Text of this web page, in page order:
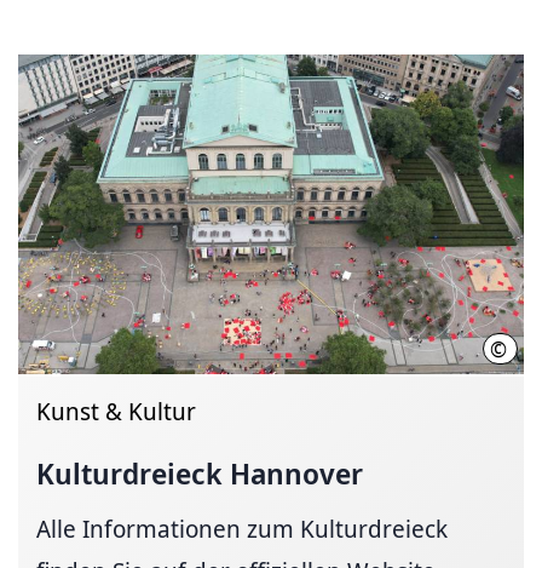
©
Kunst & Kultur
Kulturdreieck Hannover
Alle Informationen zum Kulturdreieck